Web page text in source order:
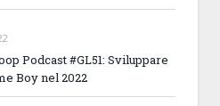
Podcast #GL51: Sviluppare
Boy nel 2022